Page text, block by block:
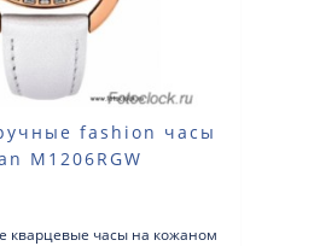
fashion часы
M1206RGW
кварцевые часы на кожаном